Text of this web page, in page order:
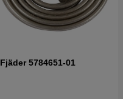
Fjäder 5784651-01